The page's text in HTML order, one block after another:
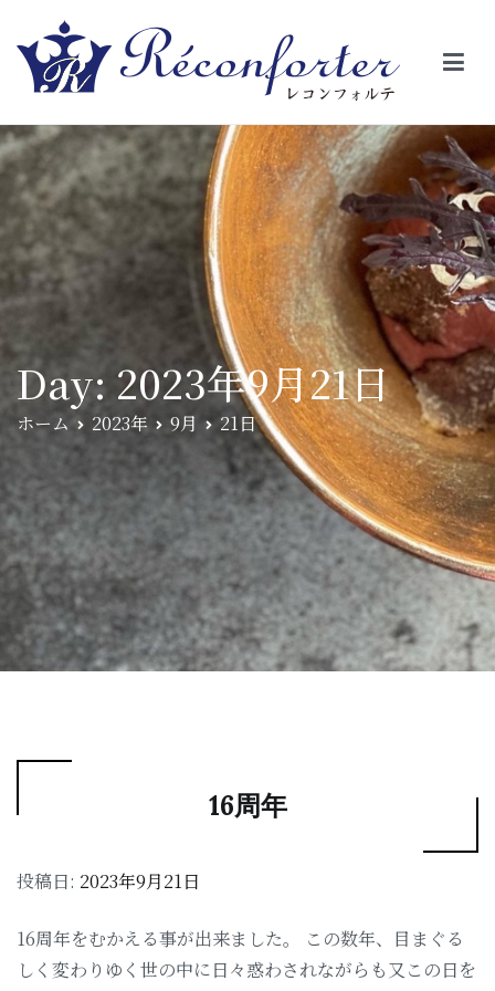
【レコンフォルテ】吹田・千里山/フレンチ（フラ
ンス料理）
絵の様に見える。そんな空間で、ゆっくり素材そのものの旨さを閉
じ込めたフレンチを・・・・・。
Day: 2023年9月21日
ホーム 2023年 9月 21日
16周年
投稿日: 2023年9月21日
16周年をむかえる事が出来ました。 この数年、目まぐる
しく変わりゆく世の中に日々惑わされながらも又この日を